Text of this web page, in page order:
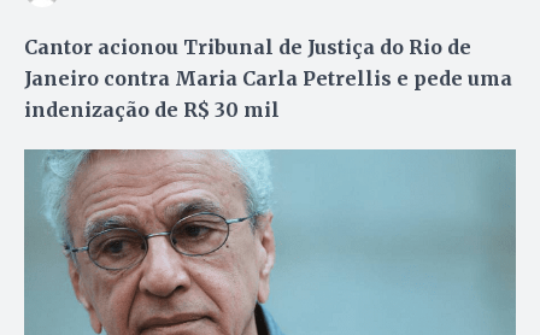
Cantor acionou Tribunal de Justiça do Rio de
Janeiro contra Maria Carla Petrellis e pede uma
indenização de R$ 30 mil